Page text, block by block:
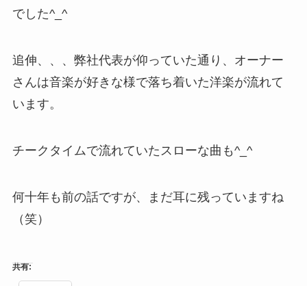
でした^_^
追伸、、、弊社代表が仰っていた通り、オーナー
さんは音楽が好きな様で落ち着いた洋楽が流れて
います。
チークタイムで流れていたスローな曲も^_^
何十年も前の話ですが、まだ耳に残っていますね
（笑）
共有: